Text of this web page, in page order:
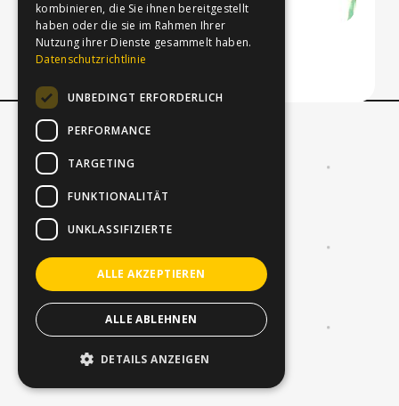
Berlin 2017
kombinieren, die Sie ihnen bereitgestellt
haben oder die sie im Rahmen Ihrer
Nutzung ihrer Dienste gesammelt haben.
Datenschutzrichtlinie
UNBEDINGT ERFORDERLICH
PERFORMANCE
TARGETING
FUNKTIONALITÄT
UNKLASSIFIZIERTE
ALLE AKZEPTIEREN
ALLE ABLEHNEN
DETAILS ANZEIGEN